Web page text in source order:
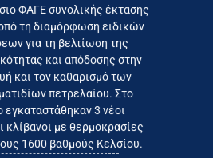
ΦΑΓΕ συνολικής έκτασης
τη διαμόρφωση ειδικών
για τη βελτίωση της
και απόδοσης στην
και τον καθαρισμό των
πετρελαίου. Στο
εγκαταστάθηκαν 3 νέοι
κλίβανοι με θερμοκρασίες
1600 βαθμούς Κελσίου.
καθημερινά για
του τελικού